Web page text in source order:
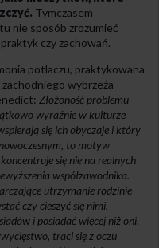
Tymczasem
nie sposób zrozumieć
czy zachowań.
potlaczu, praktykowana
wybrzeża
Złożoność problemu
wyraźnie w kulturze
się ich obyczaje i który
to motyw
się nie na realnych
współzawodnika.
utrzymanie rodzinie
czy cieszyć się nimi,
i posiadać więcej niż oni.
traci się z oczu